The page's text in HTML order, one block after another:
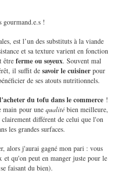
gourmand.e.s !
est l’un des substituts à la viande
et sa texture varient en fonction
être ferme ou soyeux. Souvent mal
il suffit de savoir le cuisinerpour
de ses atouts nutritionnels.
du tofu dans le commerce !
main pour une qualitébien meilleure,
clairement différent de celui que l'on
les grandes surfaces.
alors j'aurai gagné mon pari : vous
qu'on peut en manger juste pour le
faisant du bien).